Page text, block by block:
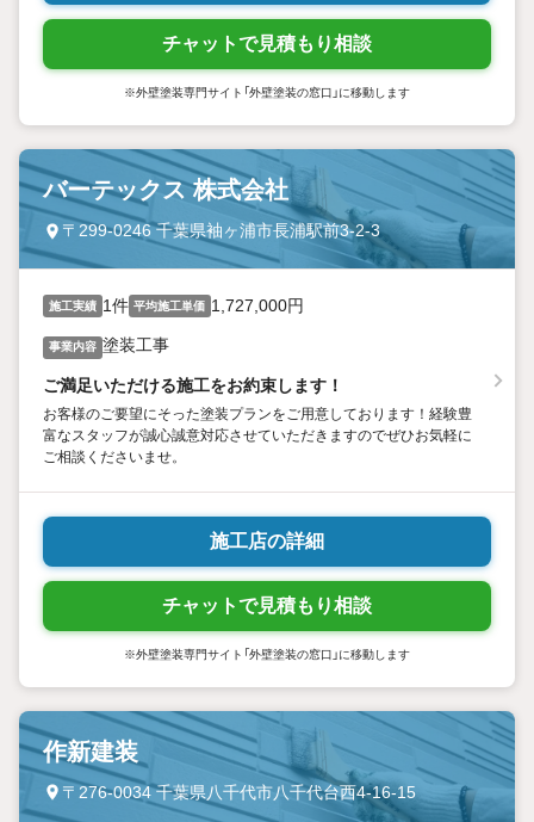
チャットで見積もり相談
※外壁塗装専門サイト「外壁塗装の窓口」に移動します
バーテックス 株式会社
〒299-0246 千葉県袖ヶ浦市長浦駅前3-2-3
施工実績 1件 平均施工単価 1,727,000円
事業内容 塗装工事
ご満足いただける施工をお約束します！
お客様のご要望にそった塗装プランをご用意しております！経験豊
富なスタッフが誠心誠意対応させていただきますのでぜひお気軽に
ご相談くださいませ。
施工店の詳細
チャットで見積もり相談
※外壁塗装専門サイト「外壁塗装の窓口」に移動します
作新建装
〒276-0034 千葉県八千代市八千代台西4-16-15